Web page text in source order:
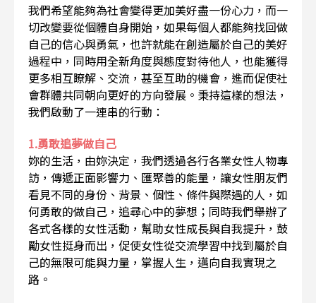
我們希望能夠為社會變得更加美好盡一份心力，而一
切改變要從個體自身開始，如果每個人都能夠找回做
自己的信心與勇氣，也許就能在創造屬於自己的美好
過程中，同時用全新角度與態度對待他人，也能獲得
更多相互瞭解、交流，甚至互助的機會，進而促使社
會群體共同朝向更好的方向發展。秉持這樣的想法，
我們啟動了一連串的行動：
1.勇敢追夢做自己
妳的生活，由妳決定，我們透過各行各業女性人物專
訪，傳遞正面影響力、匯聚善的能量，讓女性朋友們
看見不同的身份、背景、個性、條件與際遇的人，如
何勇敢的做自己，追尋心中的夢想；同時我們舉辦了
各式各樣的女性活動，幫助女性成長與自我提升，鼓
勵女性挺身而出，促使女性從交流學習中找到屬於自
己的無限可能與力量，掌握人生，邁向自我實現之
路。